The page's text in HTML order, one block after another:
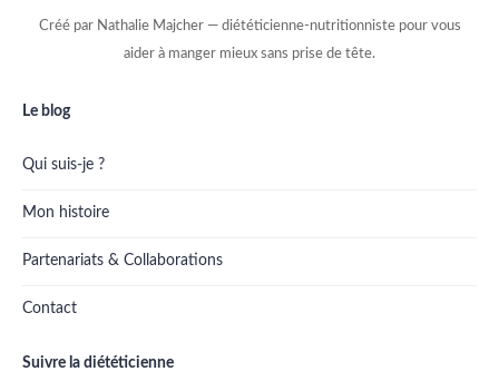
Créé par Nathalie Majcher — diététicienne-nutritionniste pour vous
aider à manger mieux sans prise de tête.
Le blog
Qui suis-je ?
Mon histoire
Partenariats & Collaborations
Contact
Suivre la diététicienne